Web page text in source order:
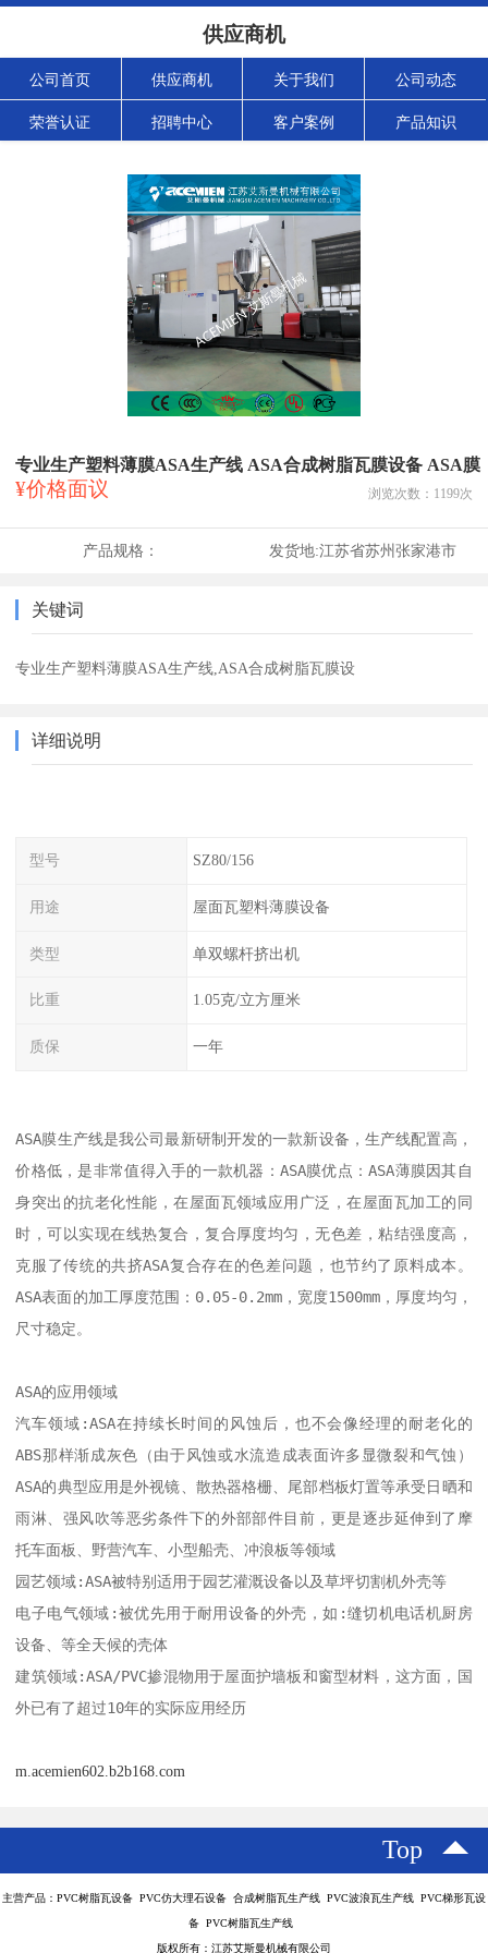
供应商机
公司首页 供应商机 关于我们 公司动态
荣誉认证 招聘中心 客户案例 产品知识
专业生产塑料薄膜ASA生产线 ASA合成树脂瓦膜设备 ASA膜
¥价格面议 浏览次数： 1199次
产品规格： 发货地:江苏省苏州张家港市
关键词
专业生产塑料薄膜ASA生产线,ASA合成树脂瓦膜设
详细说明
型号 SZ80/156
用途 屋面瓦塑料薄膜设备
类型 单双螺杆挤出机
比重 1.05克/立方厘米
质保 一年
ASA膜生产线是我公司最新研制开发的一款新设备，生产线配置高，
价格低，是非常值得入手的一款机器：ASA膜优点：ASA薄膜因其自
身突出的抗老化性能，在屋面瓦领域应用广泛，在屋面瓦加工的同
时，可以实现在线热复合，复合厚度均匀，无色差，粘结强度高，
克服了传统的共挤ASA复合存在的色差问题，也节约了原料成本。
ASA表面的加工厚度范围：0.05-0.2mm，宽度1500mm，厚度均匀，
尺寸稳定。
ASA的应用领域
汽车领域:ASA在持续长时间的风蚀后，也不会像经理的耐老化的
ABS那样渐成灰色（由于风蚀或水流造成表面许多显微裂和气蚀）
ASA的典型应用是外视镜、散热器格栅、尾部档板灯置等承受日晒和
雨淋、强风吹等恶劣条件下的外部部件目前，更是逐步延伸到了摩
托车面板、野营汽车、小型船壳、冲浪板等领域
园艺领域:ASA被特别适用于园艺灌溉设备以及草坪切割机外壳等
电子电气领域:被优先用于耐用设备的外壳，如:缝切机电话机厨房
设备、等全天候的壳体
建筑领域:ASA/PVC掺混物用于屋面护墙板和窗型材料，这方面，国
m.acemien602.b2b168.com
Top
主营产品：PVC树脂瓦设备 PVC仿大理石设备 合成树脂瓦生产线 PVC波浪瓦生产线 PVC梯形瓦设
备 PVC树脂瓦生产线
版权所有：江苏艾斯曼机械有限公司